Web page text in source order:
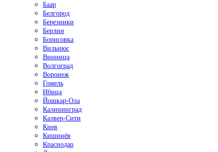
Баар
Белгород
Березники
Берлин
Борисовка
Вильнюс
Винница
Волгоград
Воронеж
Гомель
Ибица
Йошкар-Ола
Калининград
Калвер-Сити
Киев
Кишинёв
Краснодар